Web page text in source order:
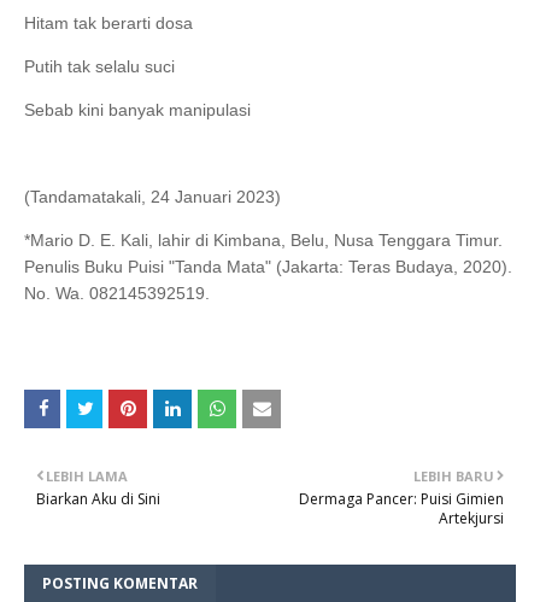
Hitam tak berarti dosa
Putih tak selalu suci
Sebab kini banyak manipulasi
(Tandamatakali, 24 Januari 2023)
*Mario D. E. Kali, lahir di Kimbana, Belu, Nusa Tenggara Timur.
Penulis Buku Puisi "Tanda Mata" (Jakarta: Teras Budaya, 2020).
No. Wa. 082145392519.
LEBIH BARU
Dermaga Pancer: Puisi Gimien
Artekjursi
LEBIH LAMA
Biarkan Aku di Sini
POSTING KOMENTAR